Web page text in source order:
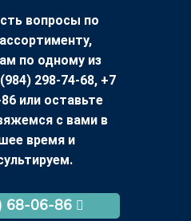
вопросы по
по одному из
298-74-68, +7
или оставьте
с вами в
время и
68-06-86